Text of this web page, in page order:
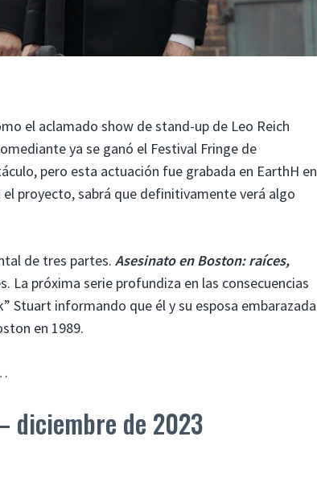
el aclamado show de stand-up de Leo Reich
ya se ganó el Festival Fringe de
pero esta actuación fue grabada en EarthH en
el proyecto, sabrá que definitivamente verá algo
de tres partes. Asesinato en Boston: raíces,
La próxima serie profundiza en las consecuencias
Stuart informando que él y su esposa embarazada
en 1989.
diciembre de 2023